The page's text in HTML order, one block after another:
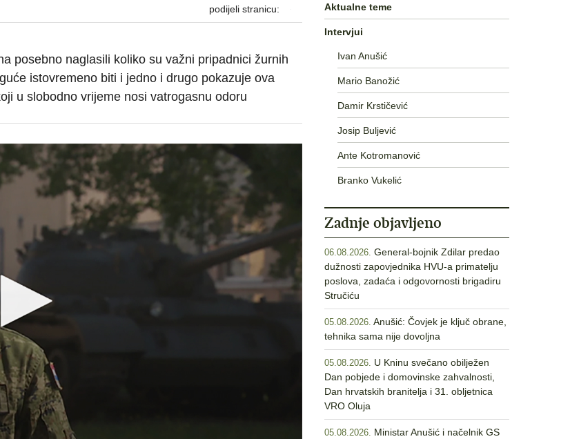
podijeli stranicu:
posebno naglasili koliko su važni pripadnici žurnih
istovremeno biti i jedno i drugo pokazuje ova
u slobodno vrijeme nosi vatrogasnu odoru
Aktualne teme
Intervjui
Ivan Anušić
Mario Banožić
Damir Krstičević
Josip Buljević
Ante Kotromanović
Branko Vukelić
Zadnje objavljeno
06.08.2026. General-bojnik Zdilar predao
dužnosti zapovjednika HVU-a primatelju
poslova, zadaća i odgovornosti brigadiru
Stručiću
05.08.2026. Anušić: Čovjek je ključ obrane,
tehnika sama nije dovoljna
05.08.2026. U Kninu svečano obilježen
Dan pobjede i domovinske zahvalnosti,
Dan hrvatskih branitelja i 31. obljetnica
VRO Oluja
05.08.2026. Ministar Anušić i načelnik GS